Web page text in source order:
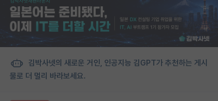
김박사넷의 새로운 거인, 인공지능 김GPT가 추천하는 게시
물로 더 멀리 바라보세요.